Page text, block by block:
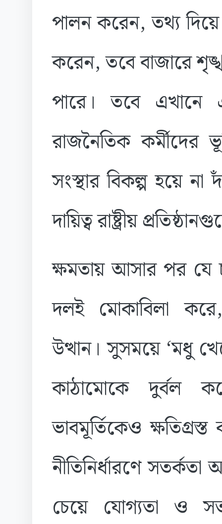
পালন করেন, তথ্য
করেন, তবে বাজারে
পারে। তবে এখানে
রাজনৈতিক কর্মীদের
সংস্থার বিকল্প হয়ে না
দায়িত্ব রাষ্ট্রীয়
ক্ষমতায় আসার পর যে
দলই মোকাবিলা
উত্থান। সুসময়ে ‘মধু
কাঠামোকে দুর্বল
ভাবমূর্তিকেও
নীতিনির্ধারণে
চেয়ে যোগ্যতা ও